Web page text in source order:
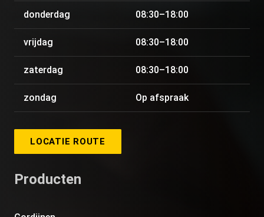
donderdag 08:30–18:00
vrijdag 08:30–18:00
zaterdag 08:30–18:00
zondag Op afspraak
LOCATIE ROUTE
Producten